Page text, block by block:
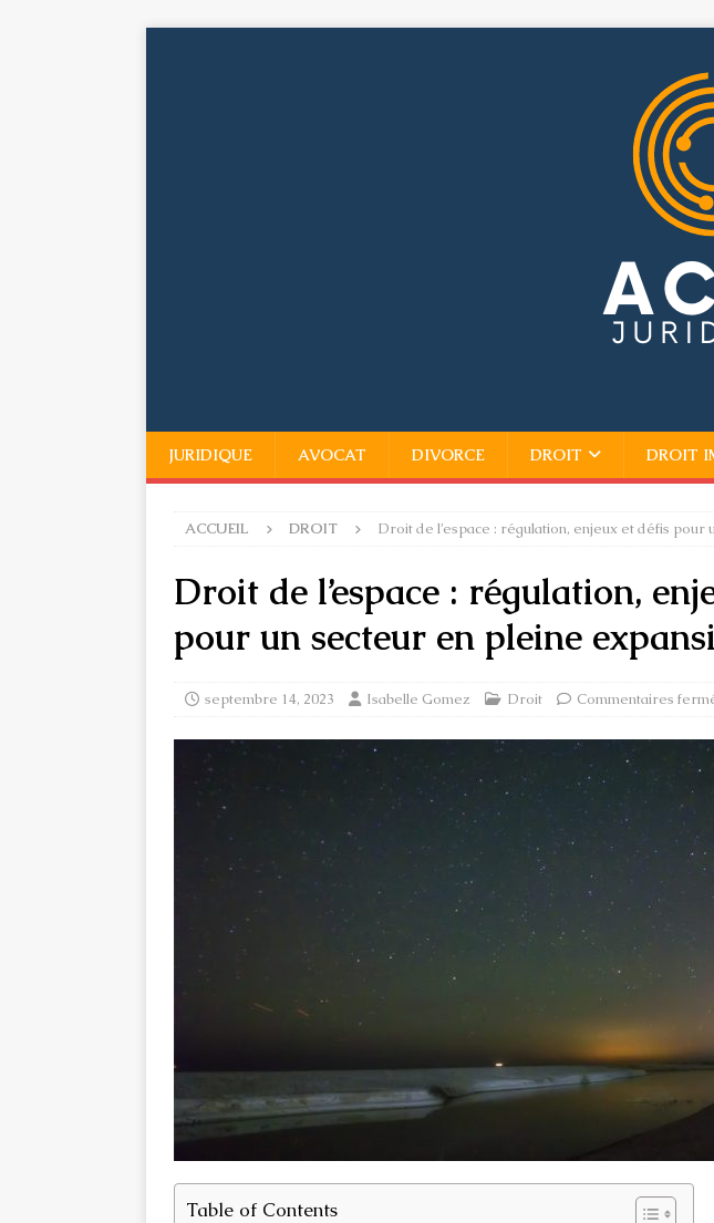
JURIDIQUE AVOCAT DIVORCE DROIT DROIT
ACCUEIL DROIT Droit de l’espace : régulation, enjeux et défis pour
Droit de l’espace : régulation,
pour un secteur en pleine
septembre 14, 2023 Isabelle Gomez Droit Commentaires
Table of Contents